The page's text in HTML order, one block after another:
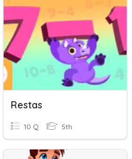
Restas
10 Q 5th